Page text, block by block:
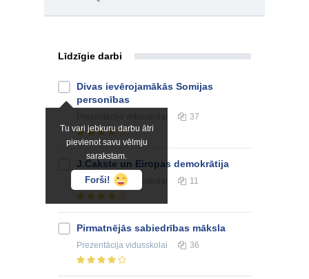
Līdzīgie darbi
Tu vari jebkuru darbu ātri
pievienot savu vēlmju
sarakstam.
Forši!
Divas ievērojamākās Somijas
personības
37
J.Čakste un Eiropas demokrātija
Prezentācijavidusskolai 11
Pirmatnējās sabiedrības māksla
Prezentācija vidusskolai 36